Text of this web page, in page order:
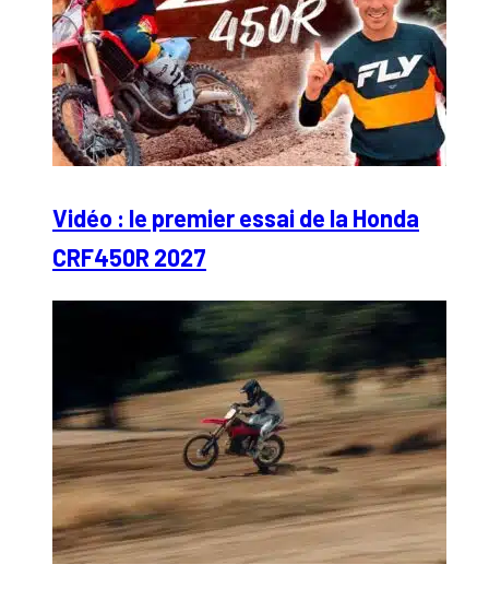
Vidéo : le premier essai de la Honda
CRF450R 2027